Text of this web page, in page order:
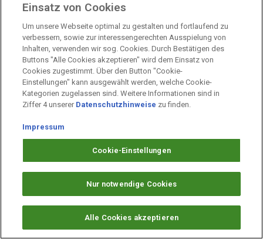
Impressum
Unternehmen
Arbeiten bei PAYBACK
Fragen & Hilfe
Datenschutz
Cookie-Einstellungen
Einsatz von Cookies
Um unsere Webseite optimal zu gestalten und fortlaufend zu
verbessern, sowie zur interessengerechten Ausspielung von
Inhalten, verwenden wir sog. Cookies. Durch Bestätigen des
Buttons "Alle Cookies akzeptieren" wird dem Einsatz von
Cookies zugestimmt. Über den Button "Cookie-
Einstellungen" kann ausgewählt werden, welche Cookie-
Kategorien zugelassen sind. Weitere Informationen sind in
Ziffer 4 unserer Datenschutzhinweise zu finden.
Impressum
Cookie-Einstellungen
Nur notwendige Cookies
Alle Cookies akzeptieren